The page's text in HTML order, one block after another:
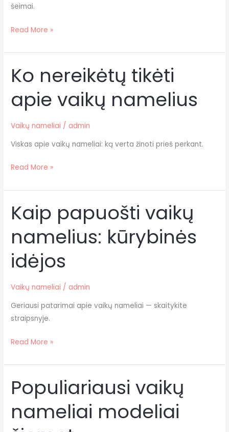
šeimai.
Read More »
Ko nereikėtų tikėti
apie vaikų namelius
Vaikų nameliai / admin
Viskas apie vaikų nameliai: ką verta žinoti prieš perkant.
Ko
nereikėtų
tikėti
apie
vaikų
Read More »
Kaip papuošti vaikų
namelius: kūrybinės
idėjos
Vaikų nameliai / admin
Geriausi patarimai apie vaikų nameliai — skaitykite
straipsnyje.
Kaip
papuošti
vaikų
namelius:
kūrybinės
Read More »
Populiariausi vaikų
nameliai modeliai
Populiariausi
vaikų
nameliai
modeliai